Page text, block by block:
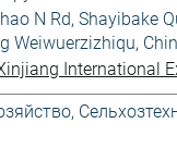
N Rd, Shayibake
Weiwuerzizhiqu,
International
,